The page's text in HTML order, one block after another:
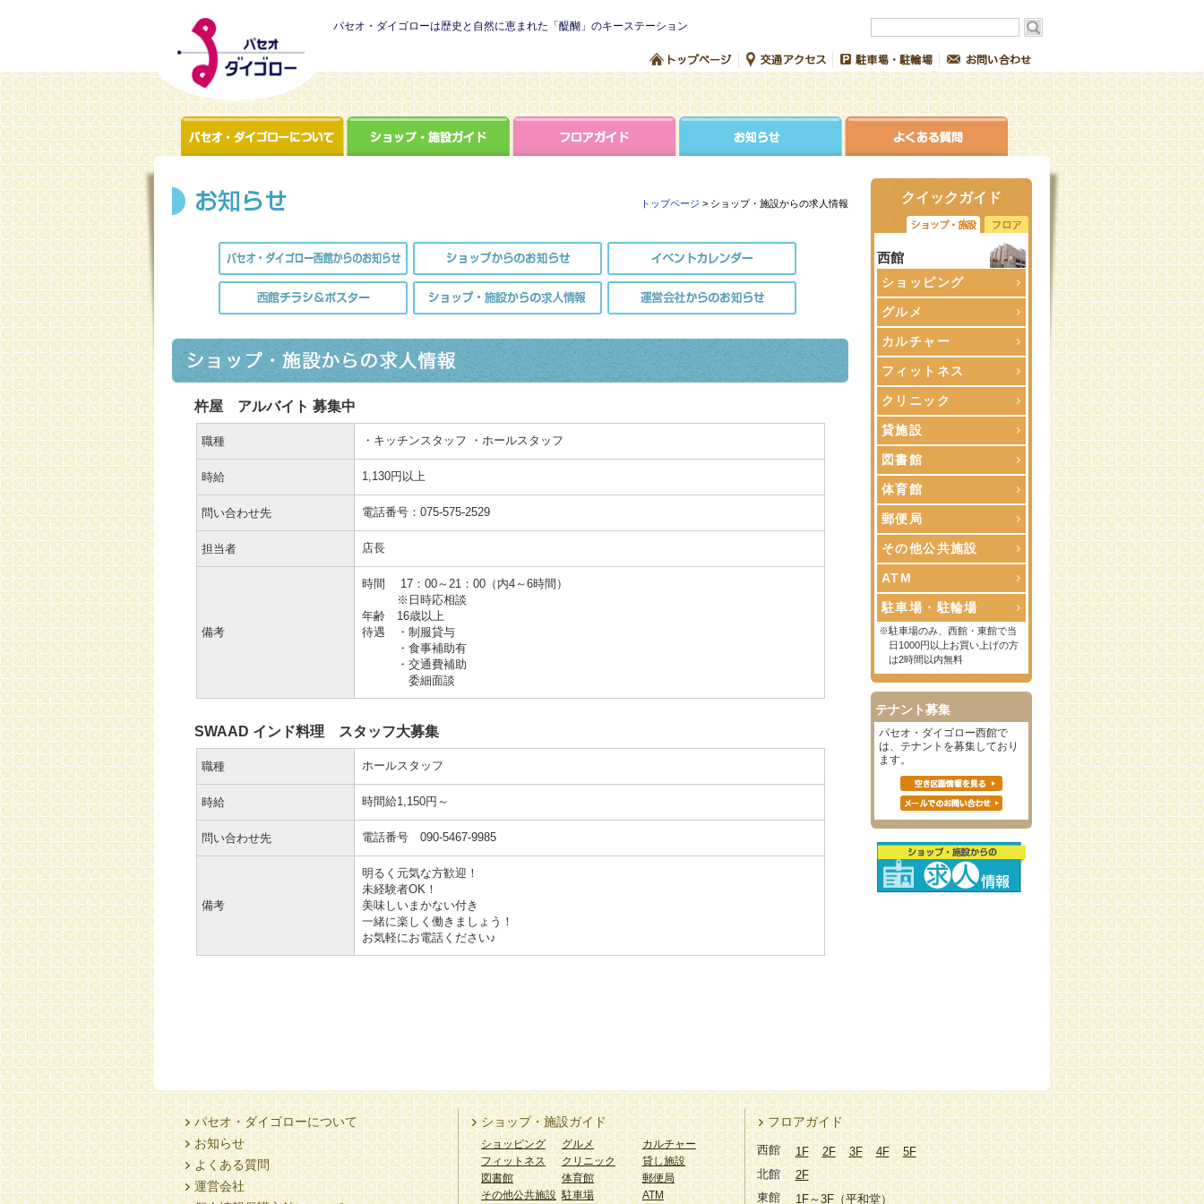
パセオ・ダイゴローは歴史と自然に恵まれた「醍醐」のキーステーション
トップページ > ショップ・施設からの求人情報
ショップ・施設からの求人情報
杵屋 アルバイト 募集中
職種 ・キッチンスタッフ ・ホールスタッフ
時給 1,130円以上
問い合わせ先 電話番号：075‐575‐2529
担当者 店長
備考
時間 17：00～21：00（内4～6時間）
※日時応相談
年齢 16歳以上
待遇 ・制服貸与
・食事補助有
・交通費補助
委細面談
SWAAD インド料理 スタッフ大募集
職種 ホールスタッフ
時給 時間給1,150円～
問い合わせ先 電話番号 090-5467-9985
備考
明るく元気な方歓迎！
未経験者OK！
美味しいまかない付き
一緒に楽しく働きましょう！
お気軽にお電話ください♪
クイックガイド
西館
ショッピング
グルメ
カルチャー
フィットネス
クリニック
貸施設
図書館
体育館
郵便局
その他公共施設
ATM
駐車場・駐輪場
※駐車場のみ、西館・東館で当
日1000円以上お買い上げの方
は2時間以内無料
テナント募集
パセオ・ダイゴロー西館で
は、テナントを募集しており
ます。
パセオ・ダイゴローについて
お知らせ
よくある質問
運営会社
ショップ・施設ガイド
ショッピング グルメ
カルチャー
フィットネス
クリニック
貸し施設
図書館
体育館
郵便局
その他公共施設 駐車場 ATM
フロアガイド
西館 1F 2F 3F 4F
5F
北館
2F
東館
1F～3F（平和堂）